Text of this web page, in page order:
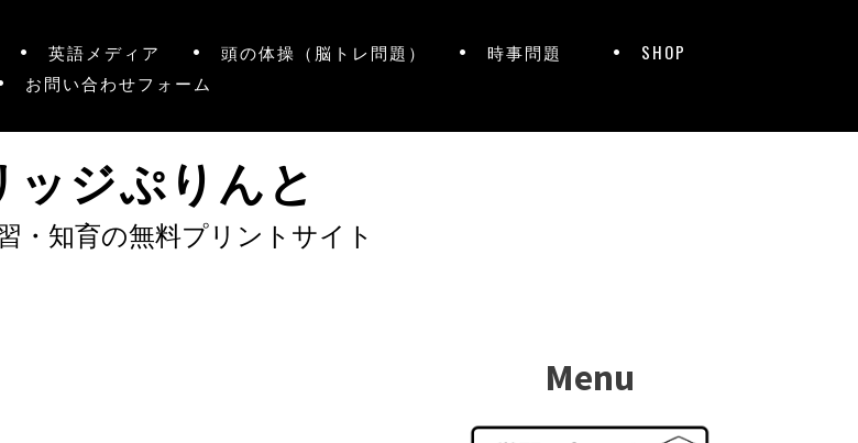
英語メディア 頭の体操（脳トレ問題） 時事問題
SHOP
お問い合わせフォーム
ッジぷりんと
・知育の無料プリントサイト
Menu